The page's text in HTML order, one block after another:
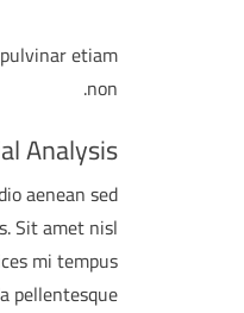
etiam
non.
Analysis
aenean sed
Sit amet nisl
mi tempus
pellentesque.